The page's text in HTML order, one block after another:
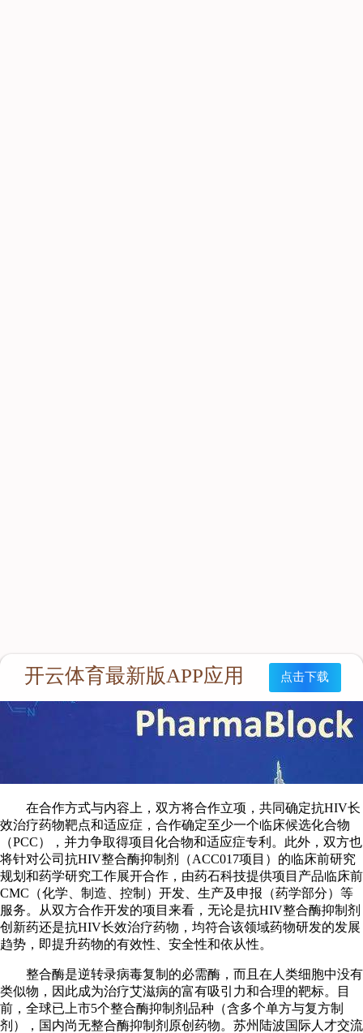
在合作方式与内容上，双方将合作立项，共同确定抗HIV长
效治疗药物靶点和适应症，合作确定至少一个临床候选化合物
（PCC），并力争取得项目化合物和适应症专利。此外，双方也
将针对公司抗HIV整合酶抑制剂（ACC017项目）的临床前研究
规划和药学研究工作展开合作，由药石科技提供项目产品临床前
CMC（化学、制造、控制）开发、生产及申报（药学部分）等
服务。从双方合作开发的项目来看，无论是抗HIV整合酶抑制剂
创新药还是抗HIV长效治疗药物，均符合该领域药物研发的发展
趋势，即提升药物的有效性、安全性和依从性。
整合酶是逆转录病毒复制的必需酶，而且在人类细胞中没有
类似物，因此成为治疗艾滋病的富有吸引力和合理的靶标。目
前，全球已上市5个整合酶抑制剂品种（含多个单方与复方制
剂），国内尚无整合酶抑制剂原创药物。苏州陆波国际人才交流